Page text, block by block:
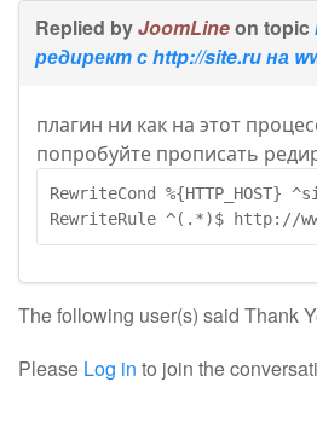
Replied byJoomLineon topic
редирект с http://site.ru на
плагин ни как на этот
попробуйте прописать
RewriteCond %{HTTP_HOST}
RewriteRule ^( .*)$ http://
The following user(s) said Thank
Please Log in to join the